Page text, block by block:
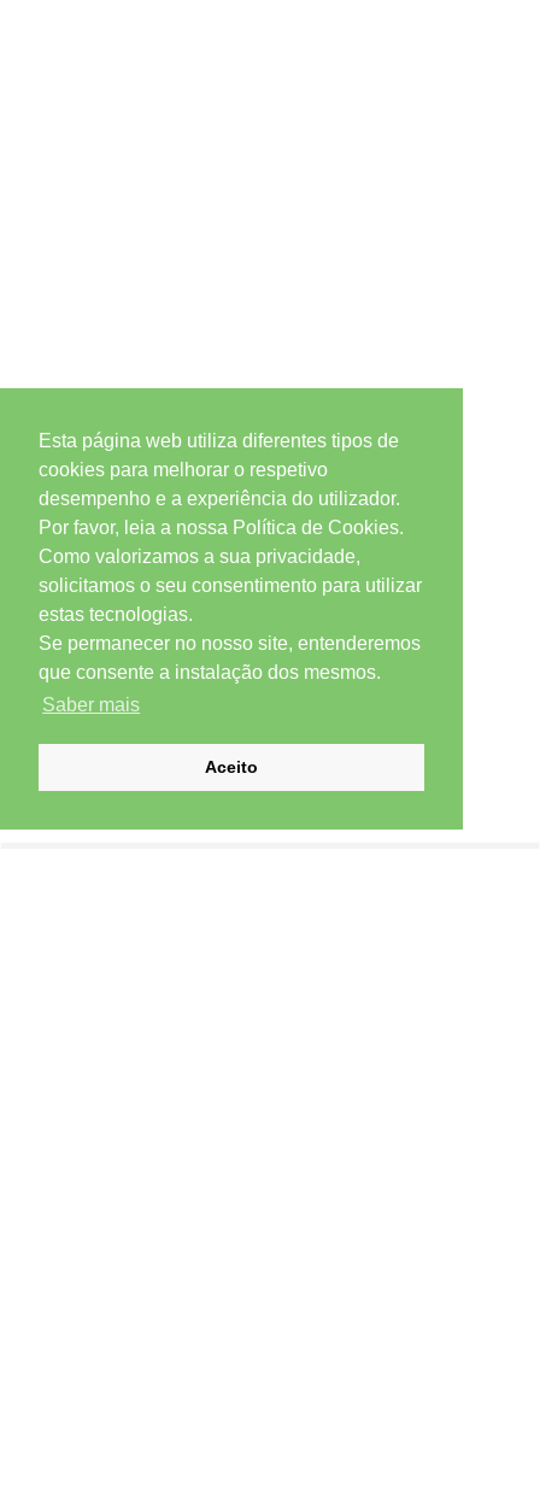
Esta página web utiliza diferentes tipos de
cookies para melhorar o respetivo
desempenho e a experiência do utilizador.
Por favor, leia a nossa Política de Cookies.
Como valorizamos a sua privacidade,
solicitamos o seu consentimento para utilizar
estas tecnologias.
Se permanecer no nosso site, entenderemos
que consente a instalação dos mesmos.
Saber mais
Aceito